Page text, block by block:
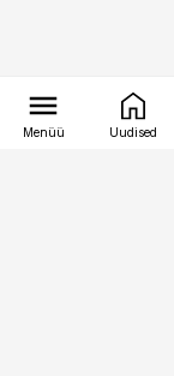
Menüü Uudised